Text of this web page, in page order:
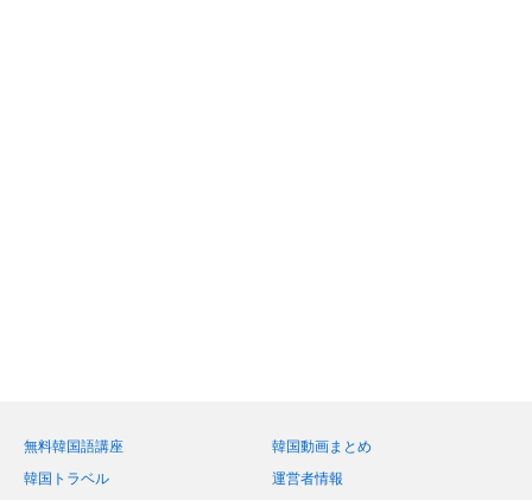
無料韓国語講座
韓国動画まとめ
韓国トラベル
運営者情報